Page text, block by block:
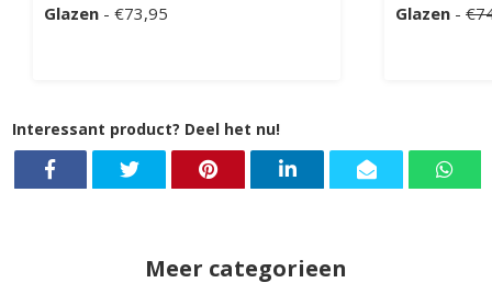
Glazen - €73,95 Glazen -
Interessant product? Deel het nu!
Meer categorieen